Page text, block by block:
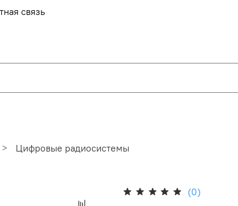
связь
Цифровые радиосистемы
(0)